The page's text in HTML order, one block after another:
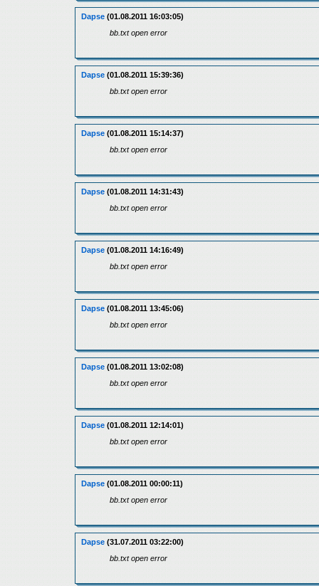
Dapse (01.08.2011 16:03:05)
bb.txt open error
Dapse (01.08.2011 15:39:36)
bb.txt open error
Dapse (01.08.2011 15:14:37)
bb.txt open error
Dapse (01.08.2011 14:31:43)
bb.txt open error
Dapse (01.08.2011 14:16:49)
bb.txt open error
Dapse (01.08.2011 13:45:06)
bb.txt open error
Dapse (01.08.2011 13:02:08)
bb.txt open error
Dapse (01.08.2011 12:14:01)
bb.txt open error
Dapse (01.08.2011 00:00:11)
bb.txt open error
Dapse (31.07.2011 03:22:00)
bb.txt open error